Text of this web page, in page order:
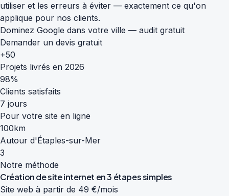
utiliser et les erreurs à éviter — exactement ce qu'on
applique pour nos clients.
Dominez Google dans votre ville — audit gratuit
Demander un devis gratuit
+50
Projets livrés en 2026
98%
Clients satisfaits
7 jours
Pour votre site en ligne
100km
Autour d'Étaples-sur-Mer
3
Notre méthode
Création de site internet en3 étapes simples
Site web à partir de 49 €/mois